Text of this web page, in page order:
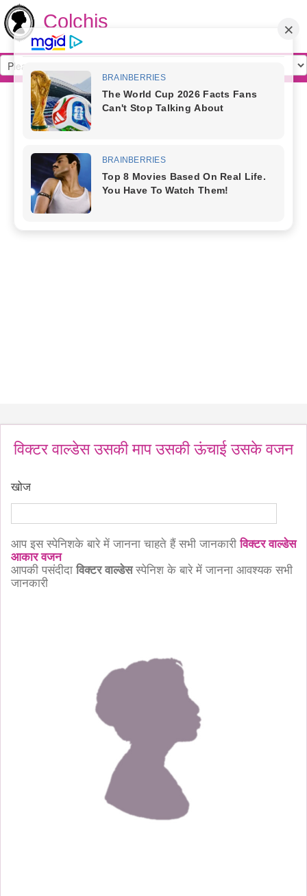
Colchis
विक्टर वाल्डेस उसकी माप उसकी ऊंचाई उसके वजन
खोज
आप इस स्पेनिशके बारे में जानना चाहते हैं सभी जानकारीविक्टर वाल्डेस
आकार वजन
आपकी पसंदीदाविक्टर वाल्डेसस्पेनिश के बारे में जानना आवश्यक सभी
जानकारी